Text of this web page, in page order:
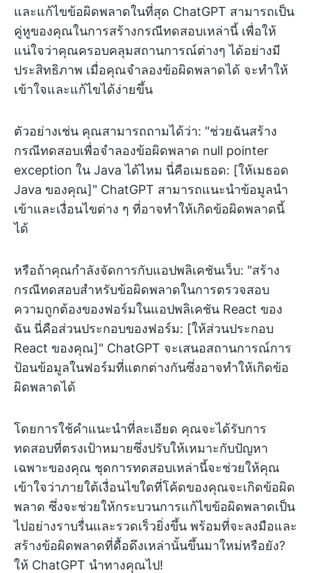
และแก้ไขข้อผิดพลาดในที่สุด ChatGPT สามารถเป็น
คู่หูของคุณในการสร้างกรณีทดสอบเหล่านี้ เพื่อให้
แน่ใจว่าคุณครอบคลุมสถานการณ์ต่างๆ ได้อย่างมี
ประสิทธิภาพ เมื่อคุณจำลองข้อผิดพลาดได้ จะทำให้
เข้าใจและแก้ไขได้ง่ายขึ้น
ตัวอย่างเช่น คุณสามารถถามได้ว่า: "ช่วยฉันสร้าง
กรณีทดสอบเพื่อจำลองข้อผิดพลาด null pointer
exception ใน Java ได้ไหม นี่คือเมธอด: [ให้เมธอด
Java ของคุณ]" ChatGPT สามารถแนะนำข้อมูลนำ
เข้าและเงื่อนไขต่าง ๆ ที่อาจทำให้เกิดข้อผิดพลาดนี้
ได้
หรือถ้าคุณกำลังจัดการกับแอปพลิเคชันเว็บ: "สร้าง
กรณีทดสอบสำหรับข้อผิดพลาดในการตรวจสอบ
ความถูกต้องของฟอร์มในแอปพลิเคชัน React ของ
ฉัน นี่คือส่วนประกอบของฟอร์ม: [ให้ส่วนประกอบ
React ของคุณ]" ChatGPT จะเสนอสถานการณ์การ
ป้อนข้อมูลในฟอร์มที่แตกต่างกันซึ่งอาจทำให้เกิดข้อ
ผิดพลาดได้
โดยการใช้คำแนะนำที่ละเอียด คุณจะได้รับการ
ทดสอบที่ตรงเป้าหมายซึ่งปรับให้เหมาะกับปัญหา
เฉพาะของคุณ ชุดการทดสอบเหล่านี้จะช่วยให้คุณ
เข้าใจว่าภายใต้เงื่อนไขใดที่โค้ดของคุณจะเกิดข้อผิด
พลาด ซึ่งจะช่วยให้กระบวนการแก้ไขข้อผิดพลาดเป็น
ไปอย่างราบรื่นและรวดเร็วยิ่งขึ้น พร้อมที่จะลงมือและ
สร้างข้อผิดพลาดที่ดื้อดึงเหล่านั้นขึ้นมาใหม่หรือยัง?
ให้ ChatGPT นำทางคุณไป!